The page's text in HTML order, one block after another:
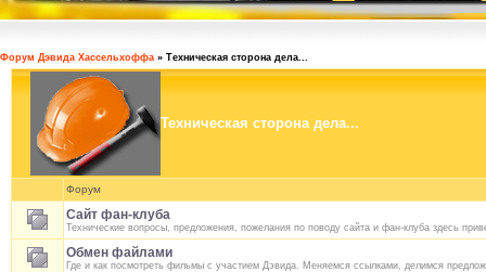
Форум Дэвида Хассельхоффа » Техническая сторона дела...
Техническая сторона дела...
Форум
Сайт фан-клуба
Технические вопросы, предложения, пожелания по поводу сайта и фан-клуба здесь
Обмен файлами
Где и как посмотреть фильмы с участием Дэвида. Меняемся ссылками, делимся